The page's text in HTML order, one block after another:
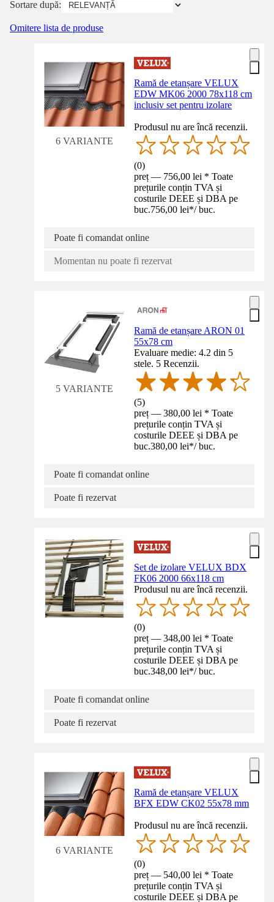
Sortare după:
Omitere lista de produse
6 VARIANTE
Ramă de etanșare VELUX
EDW MK06 2000 78x118 cm
inclusiv set pentru izolare
Produsul nu are încă recenzii.
(0)
preț — 756,00 lei * Toate
prețurile conțin TVA și
costurile DEEE și DBA pe
buc.756,00 lei*/ buc.
Poate fi comandat online
Momentan nu poate fi rezervat
5 VARIANTE
Ramă de etanșare ARON 01
55x78 cm
Evaluare medie: 4.2 din 5
stele. 5 Recenzii.
(5)
preț — 380,00 lei * Toate
prețurile conțin TVA și
costurile DEEE și DBA pe
buc.380,00 lei*/ buc.
Poate fi comandat online
Poate fi rezervat
Set de izolare VELUX BDX
FK06 2000 66x118 cm
Produsul nu are încă recenzii.
(0)
preț — 348,00 lei * Toate
prețurile conțin TVA și
costurile DEEE și DBA pe
buc.348,00 lei*/ buc.
Poate fi comandat online
Poate fi rezervat
6 VARIANTE
Ramă de etanșare VELUX
BFX EDW CK02 55x78 mm
Produsul nu are încă recenzii.
(0)
preț — 540,00 lei * Toate
prețurile conțin TVA și
costurile DEEE și DBA pe